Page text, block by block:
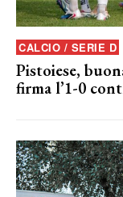
CALCIO / SERIE D
Pistoiese,
firma l’1-0